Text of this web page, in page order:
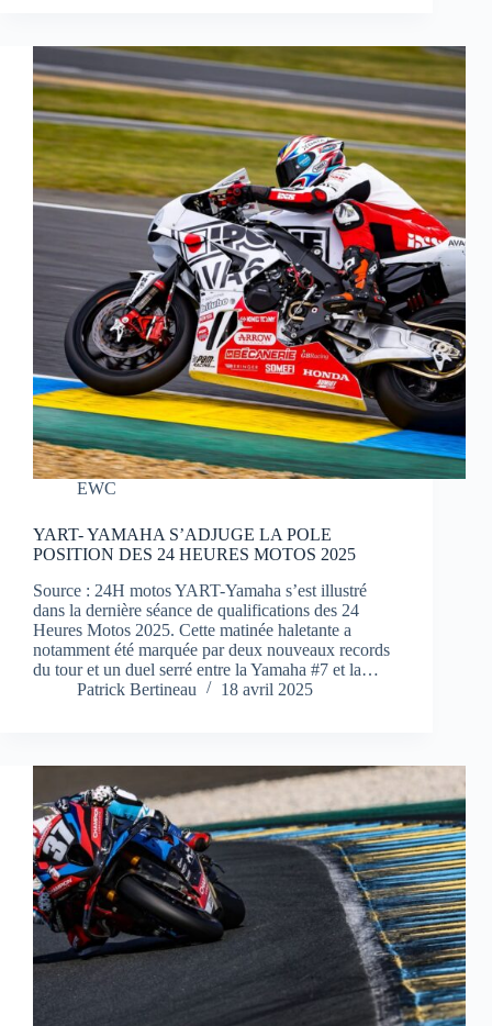
EWC
YART- YAMAHA S’ADJUGE LA POLE
POSITION DES 24 HEURES MOTOS 2025
Source : 24H motos YART-Yamaha s’est illustré
dans la dernière séance de qualifications des 24
Heures Motos 2025. Cette matinée haletante a
notamment été marquée par deux nouveaux records
du tour et un duel serré entre la Yamaha #7 et la…
Patrick Bertineau
18 avril 2025